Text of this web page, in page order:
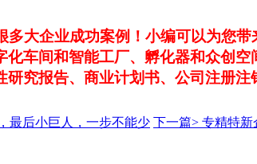
多大企业成功案例！小编可以为您
车间和智能工厂、孵化器和众创
究报告、商业计划书、公司注册
最后小巨人，一步不能少 下一篇> 专精特新